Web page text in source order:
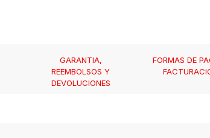
GARANTIA,
REEMBOLSOS Y
DEVOLUCIONES
FORMAS DE